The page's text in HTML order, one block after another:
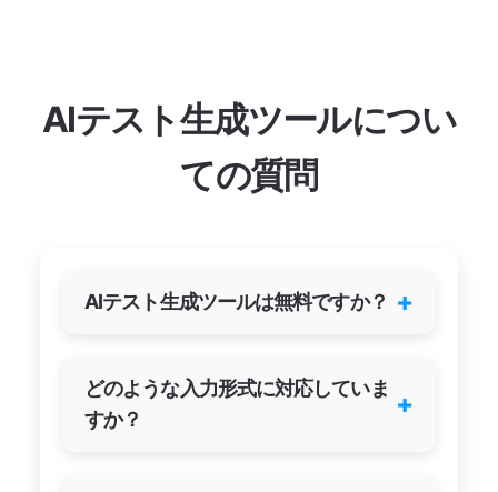
AIテスト生成ツールについ
ての質問
AIテスト生成ツールは無料ですか？ +
どのような入力形式に対応していま
すか？
+